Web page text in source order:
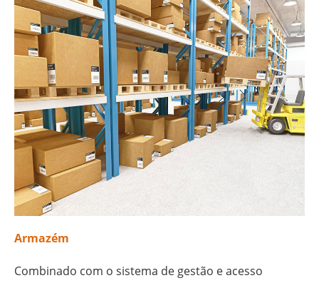
Armazém
Combinado com o sistema de gestão e acesso